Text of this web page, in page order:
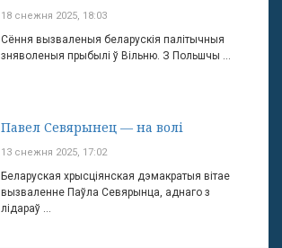
18 снежня 2025, 18:03
Сёння вызваленыя беларускія палітычныя
зняволеныя прыбылі ў Вільню. З Польшчы ...
Павел Севярынец — на волі
13 снежня 2025, 17:02
Беларуская хрысціянская дэмакратыя вітае
вызваленне Паўла Севярынца, аднаго з
лідараў ...